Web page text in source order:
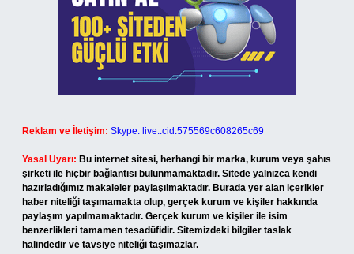
Reklam ve İletişim: Skype: live:.cid.575569c608265c69
Yasal Uyarı: Bu internet sitesi, herhangi bir marka, kurum veya şahıs
şirketi ile hiçbir bağlantısı bulunmamaktadır. Sitede yalnızca kendi
hazırladığımız makaleler paylaşılmaktadır. Burada yer alan içerikler
haber niteliği taşımamakta olup, gerçek kurum ve kişiler hakkında
paylaşım yapılmamaktadır. Gerçek kurum ve kişiler ile isim
benzerlikleri tamamen tesadüfidir. Sitemizdeki bilgiler taslak
halindedir ve tavsiye niteliği taşımazlar.